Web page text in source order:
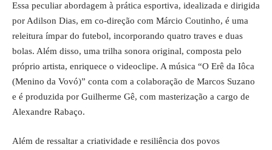
Essa peculiar abordagem à prática esportiva, idealizada e dirigida
por Adilson Dias, em co-direção com Márcio Coutinho, é uma
releitura ímpar do futebol, incorporando quatro traves e duas
bolas. Além disso, uma trilha sonora original, composta pelo
próprio artista, enriquece o videoclipe. A música “O Erê da Iôca
(Menino da Vovó)” conta com a colaboração de Marcos Suzano
e é produzida por Guilherme Gê, com masterização a cargo de
Alexandre Rabaço.
Além de ressaltar a criatividade e resiliência dos povos